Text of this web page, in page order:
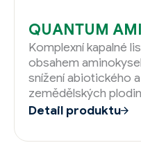
QUANTUM
Komplexní kapalné
obsahem
snížení abiotického
zemědělských
Detail produktu